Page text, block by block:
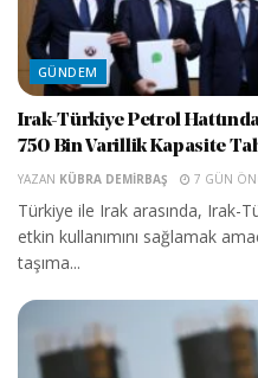
GÜNDEM
Irak-Türkiye Petrol
750 Bin Varillik Kapasite
YAZAN KÜBRA DEMIRBAŞ 7 GÜN
Türkiye ile Irak arasında, Irak-
etkin kullanımını sağlamak
taşıma...